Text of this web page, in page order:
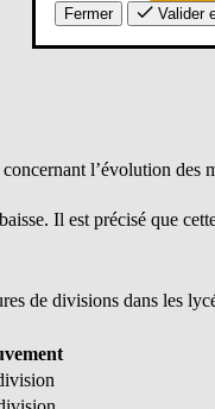
l’évolution des
Il est précisé que
de divisions dans les
Fermer Valider